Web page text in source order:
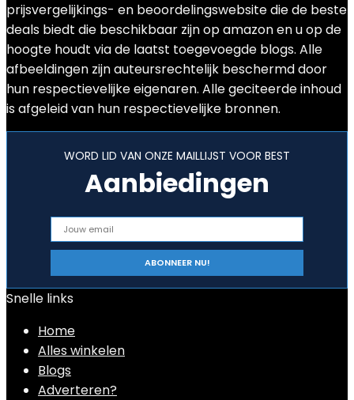
prijsvergelijkings- en beoordelingswebsite die de beste
deals biedt die beschikbaar zijn op amazon en u op de
hoogte houdt via de laatst toegevoegde blogs. Alle
afbeeldingen zijn auteursrechtelijk beschermd door
hun respectievelijke eigenaren. Alle geciteerde inhoud
is afgeleid van hun respectievelijke bronnen.
WORD LID VAN ONZE MAILLIJST VOOR BEST
Aanbiedingen
Snelle links
Home
Alles winkelen
Blogs
Adverteren?